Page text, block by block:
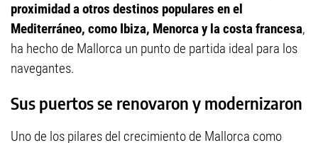
proximidad a otros destinos populares en el
Mediterráneo, como Ibiza, Menorca y la costa francesa,
ha hecho de Mallorca un punto de partida ideal para los
navegantes.
Sus puertos se renovaron y modernizaron
Uno de los pilares del crecimiento de Mallorca como